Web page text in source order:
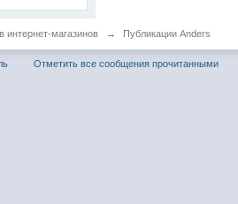
интернет-магазинов → Публикации Anders
Отметить все сообщения прочитанными